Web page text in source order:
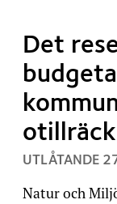
Det
UTLÅTANDE ,
Natur och